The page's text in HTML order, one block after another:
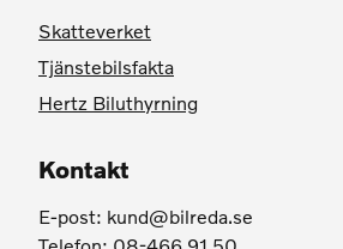
Skatteverket
Tjänstebilsfakta
Hertz Biluthyrning
Kontakt
E-post: kund@bilreda.se